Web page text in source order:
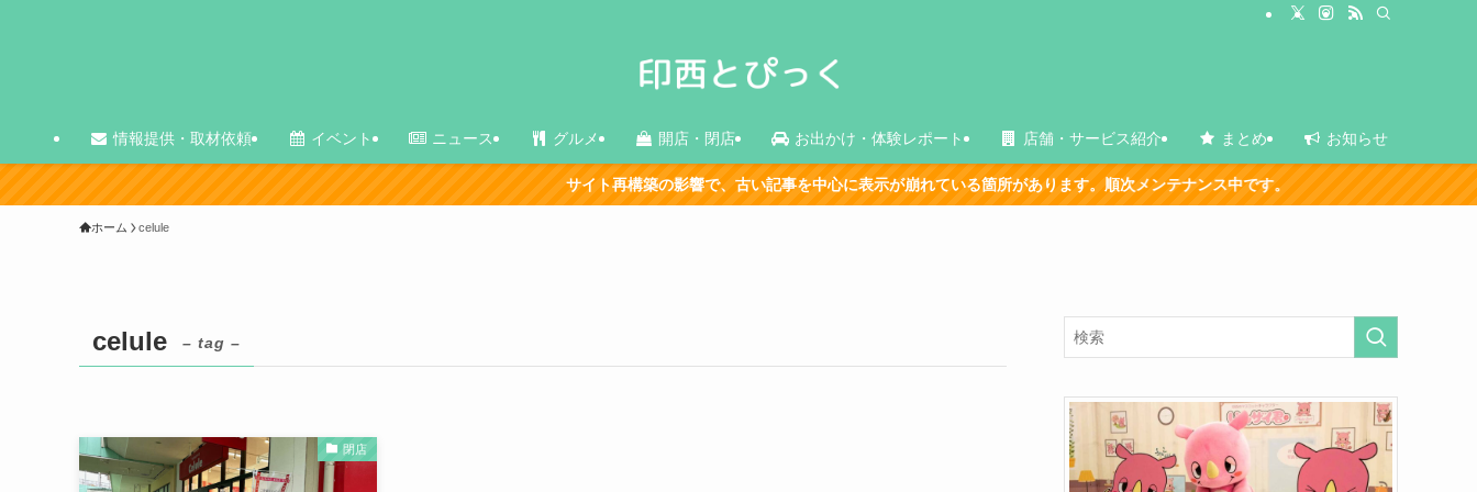
情報提供・取材依頼 イベント ニュース グルメ 開店・閉店 お出かけ・体験レポート 店舗・サービス紹介 まとめ お知らせ
サイト再構築の影響で、古い記事を中心に表示が崩れている箇所があります。順次メンテナンス中です。
ホーム celule
celule – tag –
閉店